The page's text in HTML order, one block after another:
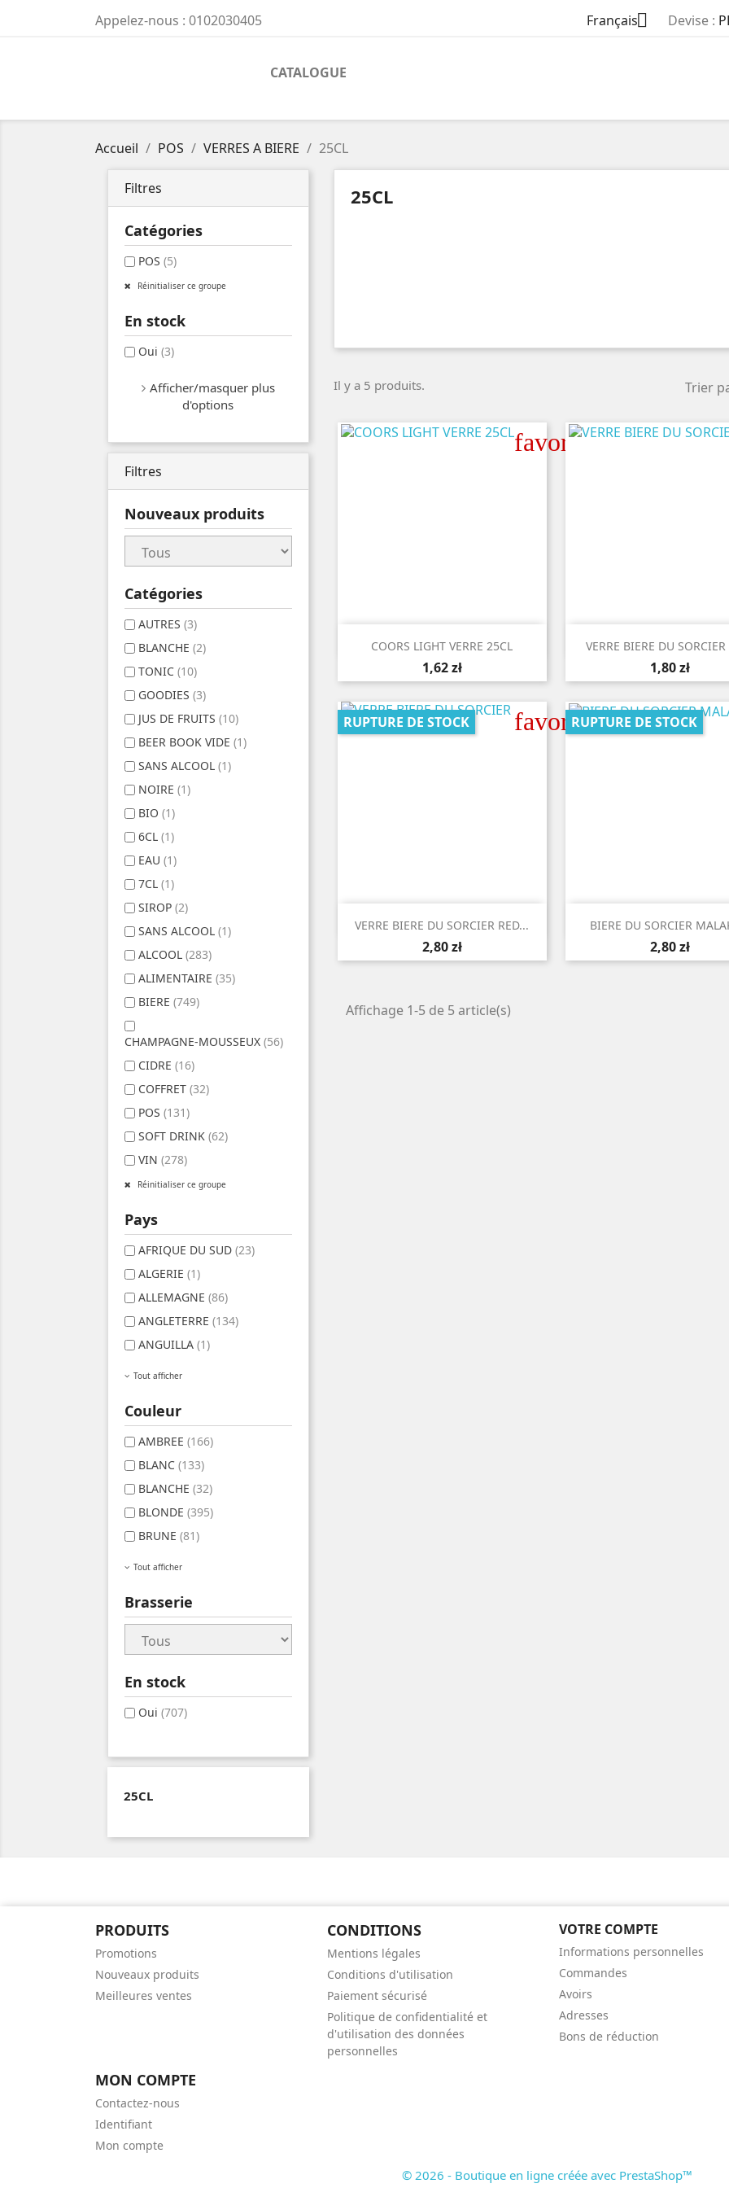
Appelez-nous : 0102030405 Français Devise :
CATALOGUE
Accueil POS VERRES A BIERE 25CL
Filtres
Catégories
POS (5)
Réinitialiser ce groupe
En stock
Oui (3)
Afficher/masquer plus
d'options
Filtres
Nouveaux produits
Catégories
AUTRES (3)
BLANCHE (2)
TONIC (10)
GOODIES (3)
JUS DE FRUITS (10)
BEER BOOK VIDE (1)
SANS ALCOOL (1)
NOIRE (1)
BIO (1)
6CL (1)
EAU (1)
7CL (1)
SIROP (2)
SANS ALCOOL (1)
ALCOOL (283)
ALIMENTAIRE (35)
BIERE (749)
CHAMPAGNE-MOUSSEUX (56)
CIDRE (16)
COFFRET (32)
POS (131)
SOFT DRINK (62)
VIN (278)
Réinitialiser ce groupe
Pays
AFRIQUE DU SUD (23)
ALGERIE (1)
ALLEMAGNE (86)
ANGLETERRE (134)
ANGUILLA (1)
Tout afficher
Couleur
AMBREE (166)
BLANC (133)
BLANCHE (32)
BLONDE (395)
BRUNE (81)
Tout afficher
Brasserie
En stock
Oui (707)
25CL
25CL
Il y a 5 produits. Trier
favorite_border
 Aperçu rapide
COORS LIGHT VERRE 25CL
1,62 zł
 Aperçu rapide
VERRE BIERE DU
1,80 zł
favorite_border
 Aperçu rapide
VERRE BIERE DU SORCIER RED...
2,80 zł
RUPTURE DE STOCK
 Aperçu rapide
BIERE DU SORCIER
2,80 zł
RUPTURE DE STOCK
Affichage 1-5 de 5 article(s)
PRODUITS
Promotions
Nouveaux produits
Meilleures ventes
CONDITIONS
Mentions légales
Conditions d'utilisation
Paiement sécurisé
Politique de confidentialité et
d'utilisation des données
personnelles
MON COMPTE
Contactez-nous
Identifiant
Mon compte
VOTRE COMPTE
Informations personnelles
Commandes
Avoirs
Adresses
Bons de réduction
© 2026 - Boutique en ligne créée avec PrestaShop™